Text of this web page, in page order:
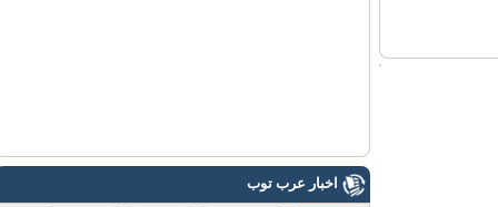
اخبار عرب توب